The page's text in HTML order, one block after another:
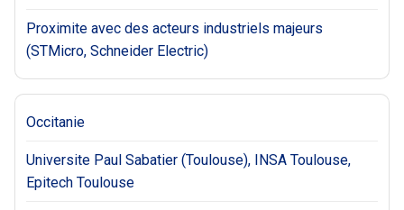
Proximite avec des acteurs industriels majeurs
(STMicro, Schneider Electric)
Occitanie
Universite Paul Sabatier (Toulouse), INSA Toulouse,
Epitech Toulouse